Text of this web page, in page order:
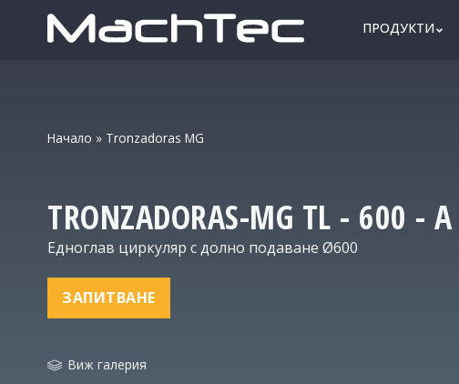
ПРОДУКТИ
Начало » Tronzadoras MG
TRONZADORAS-MG TL - 600 - A
Едноглав циркуляр с долно подаване Ø600
ЗАПИТВАНЕ
Виж галерия